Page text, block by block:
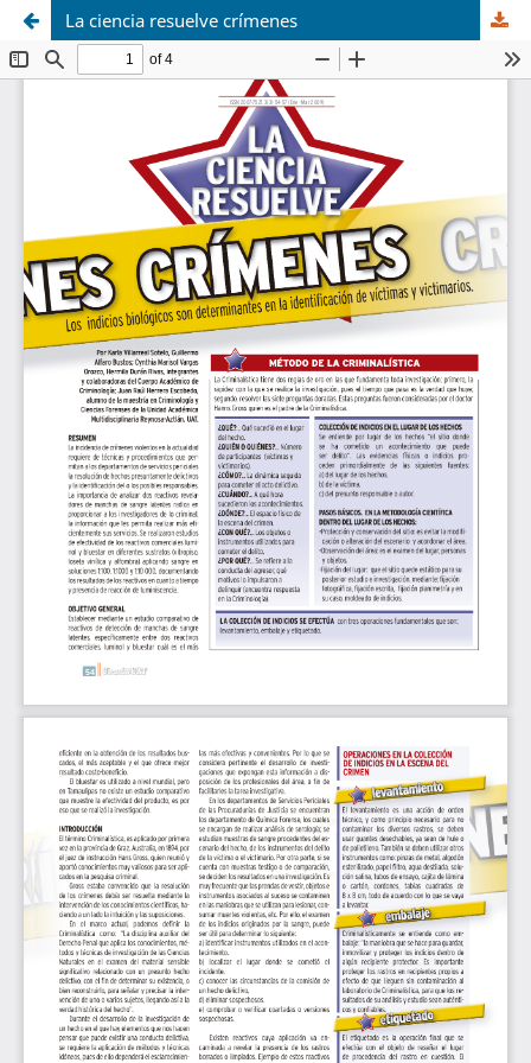
La ciencia resuelve crímenes